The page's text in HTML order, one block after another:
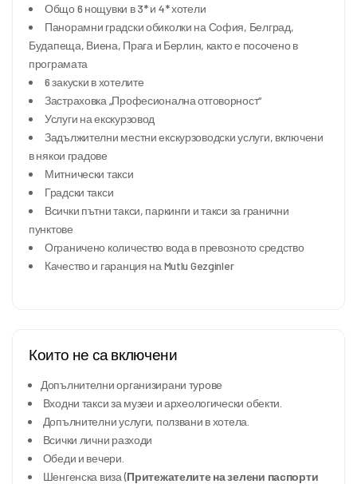
Общо 6 нощувки в 3* и 4* хотели
Панорамни градски обиколки на София, Белград,
Будапеща, Виена, Прага и Берлин, както е посочено в
програмата
6 закуски в хотелите
Застраховка „Професионална отговорност“
Услуги на екскурзовод
Задължителни местни екскурзоводски услуги, включени
в някои градове
Митнически такси
Градски такси
Всички пътни такси, паркинги и такси за гранични
пунктове
Ограничено количество вода в превозното средство
Качество и гаранция на Mutlu Gezginler
Които не са включени
Допълнителни организирани турове
Входни такси за музеи и археологически обекти.
Допълнителни услуги, ползвани в хотела.
Всички лични разходи
Обеди и вечери.
Шенгенска виза (Притежателите на зелени паспорти